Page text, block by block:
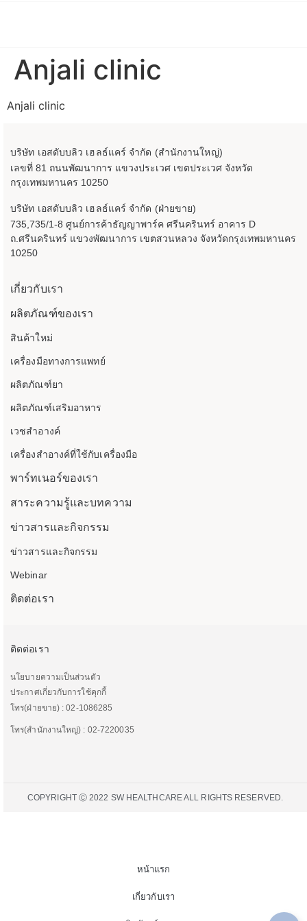
Anjali clinic
Anjali clinic
บริษัท เอสดับบลิว เฮลธ์แคร์ จำกัด (สำนักงานใหญ่)
เลขที่ 81 ถนนพัฒนาการ แขวงประเวศ เขตประเวศ จังหวัด
กรุงเทพมหานคร 10250
บริษัท เอสดับบลิว เฮลธ์แคร์ จำกัด (ฝ่ายขาย)
735,735/1-8 ศูนย์การค้าธัญญาพาร์ค ศรีนครินทร์ อาคาร D
ถ.ศรีนครินทร์ แขวงพัฒนาการ เขตสวนหลวง จังหวัดกรุงเทพมหานคร
10250
เกี่ยวกับเรา
ผลิตภัณฑ์ของเรา
สินค้าใหม่
เครื่องมือทางการแพทย์
ผลิตภัณฑ์ยา
ผลิตภัณฑ์เสริมอาหาร
เวชสำอางค์
เครื่องสำอางค์ที่ใช้กับเครื่องมือ
พาร์ทเนอร์ของเรา
สาระความรู้และบทความ
ข่าวสารและกิจกรรม
ข่าวสารและกิจกรรม
Webinar
ติดต่อเรา
ติดต่อเรา
นโยบายความเป็นส่วนตัว
ประกาศเกี่ยวกับการใช้คุกกี้
โทร(ฝ่ายขาย) : 02-1086285
โทร(สำนักงานใหญ่) : 02-7220035
COPYRIGHT Ⓒ 2022 SW HEALTHCARE ALL RIGHTS RESERVED.
หน้าแรก
เกี่ยวกับเรา